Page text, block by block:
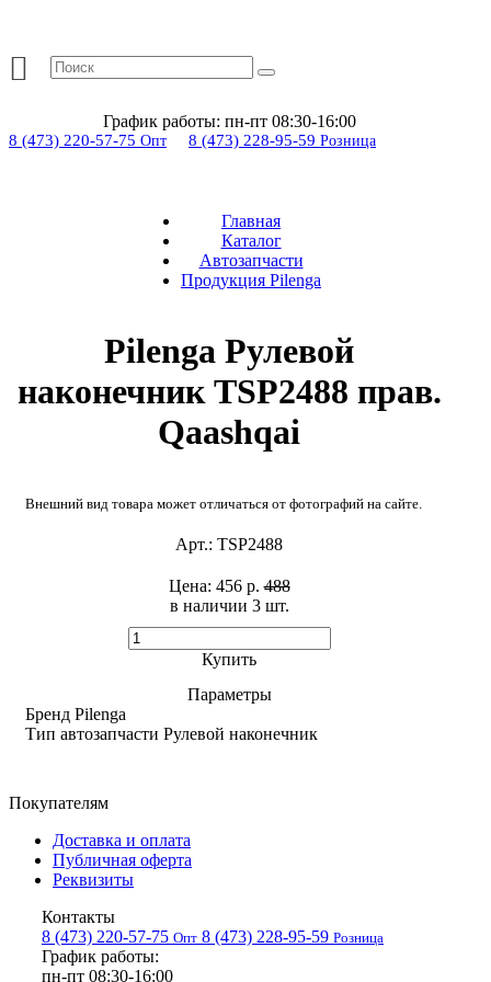
График работы: пн-пт 08:30-16:00
8 (473) 220-57-75 Опт 8 (473) 228-95-59 Розница
Главная
Каталог
Автозапчасти
Продукция Pilenga
Pilenga Рулевой
наконечник TSP2488 прав.
Qaashqai
Внешний вид товара может отличаться от фотографий на сайте.
Арт.: TSP2488
в наличии 3 шт. ​
Цена: 456 р.488
Купить
Параметры
Бренд Pilenga
Тип автозапчасти Рулевой наконечник
Покупателям
Доставка и оплата
Публичная оферта
Реквизиты
Контакты
8 (473) 220-57-75 Опт 8 (473) 228-95-59 Розница
График работы:
пн-пт 08:30-16:00